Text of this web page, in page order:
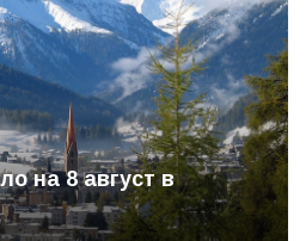
на 8 август в